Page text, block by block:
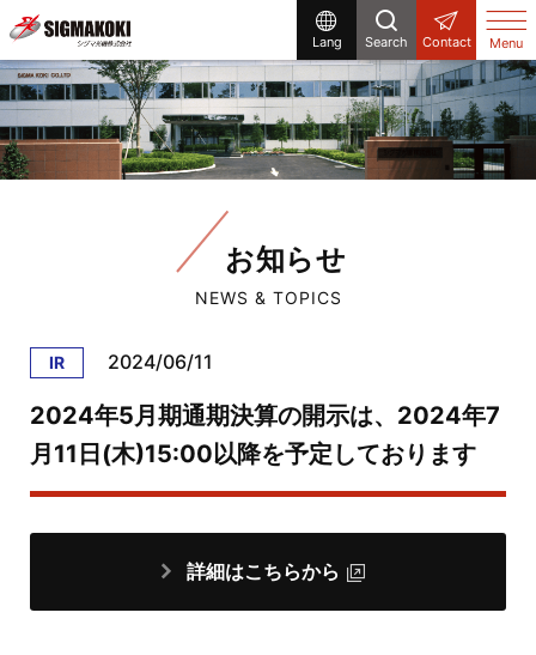
Lang Search Contact Menu
お知らせ
NEWS & TOPICS
IR 2024/06/11
2024年5月期通期決算の開示は、2024年7
月11日(木)15:00以降を予定しております
詳細はこちらから